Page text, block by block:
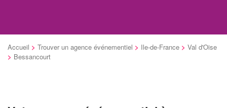
Accueil > Trouver un agence événementiel > Ile-de-France > Val d'Oise
> Bessancourt